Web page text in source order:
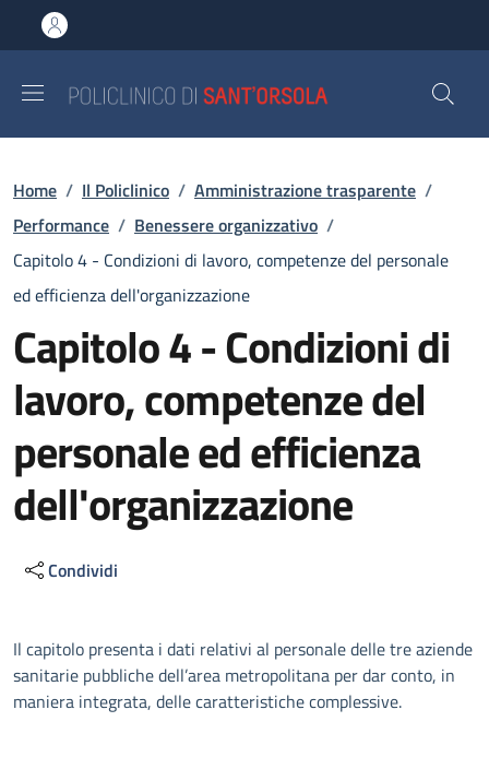
al contenuto principale
to footer content
Briciole di pane
Home / Il Policlinico / Amministrazione trasparente /
Performance / Benessere organizzativo /
Capitolo 4 - Condizioni di lavoro, competenze del personale
ed efficienza dell'organizzazione
Capitolo 4 - Condizioni di
lavoro, competenze del
personale ed efficienza
dell'organizzazione
Condividi
Descrizione
Il capitolo presenta i dati relativi al personale delle tre aziende
sanitarie pubbliche dell’area metropolitana per dar conto, in
maniera integrata, delle caratteristiche complessive.